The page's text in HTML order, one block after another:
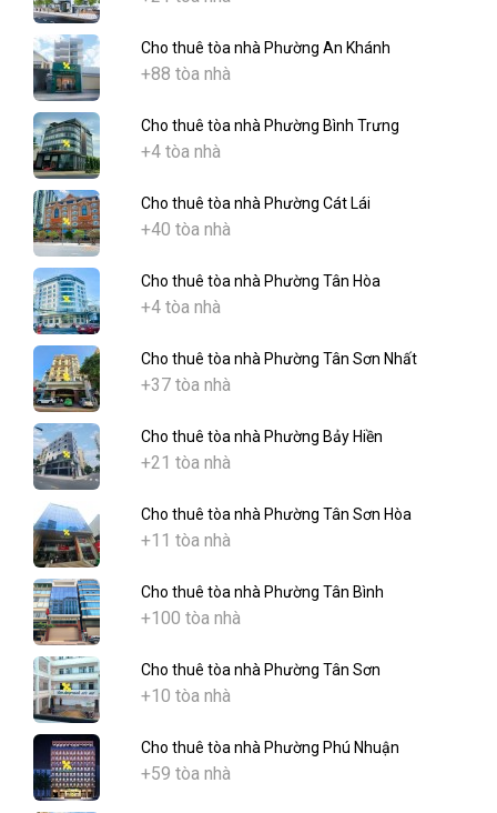
Cho thuê tòa nhà Phường An Khánh
+88 tòa nhà
Cho thuê tòa nhà Phường Bình Trưng
+4 tòa nhà
Cho thuê tòa nhà Phường Cát Lái
+40 tòa nhà
Cho thuê tòa nhà Phường Tân Hòa
+4 tòa nhà
Cho thuê tòa nhà Phường Tân Sơn Nhất
+37 tòa nhà
Cho thuê tòa nhà Phường Bảy Hiền
+21 tòa nhà
Cho thuê tòa nhà Phường Tân Sơn Hòa
+11 tòa nhà
Cho thuê tòa nhà Phường Tân Bình
+100 tòa nhà
Cho thuê tòa nhà Phường Tân Sơn
+10 tòa nhà
Cho thuê tòa nhà Phường Phú Nhuận
+59 tòa nhà